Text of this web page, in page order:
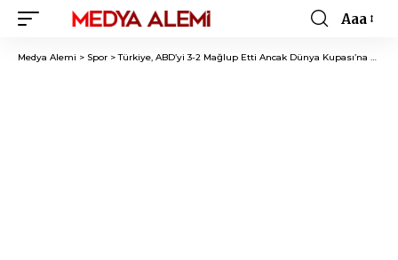
Font
Resizer
Aaa
Medya Alemi > Spor >Türkiye, ABD’yi 3-2 Mağlup Etti Ancak Dünya Kupası’na Veda Etti!